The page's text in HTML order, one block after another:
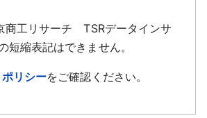
商工リサーチ TSRデータインサ
縮表記はできません。
リシーをご確認ください。